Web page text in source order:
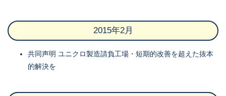
2015年2月
共同声明 ユニクロ製造請負工場・短期的改善を超えた抜本
的解決を